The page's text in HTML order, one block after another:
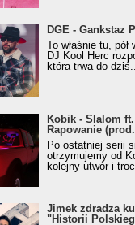
z
Roku (Popkillery
DGE - Gankstaz
To właśnie tu, pół
DJ Kool Herc
która trwa do
- Slalom ft. Jan-
(prod.
Music
Kobik - Slalom
Rapowanie
Po ostatniej serii
otrzymujemy od
kolejny utwór i
zdradza kulisy
Hip-Hopu" -
Jimek zdradza
"Historii